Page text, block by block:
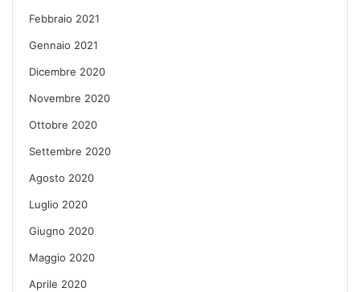
Febbraio 2021
Gennaio 2021
Dicembre 2020
Novembre 2020
Ottobre 2020
Settembre 2020
Agosto 2020
Luglio 2020
Giugno 2020
Maggio 2020
Aprile 2020